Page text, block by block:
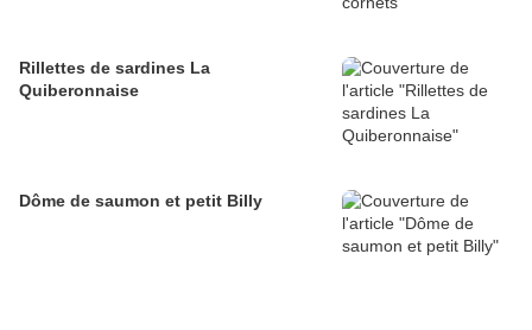
Rillettes de sardines La
Quiberonnaise
Dôme de saumon et petit Billy